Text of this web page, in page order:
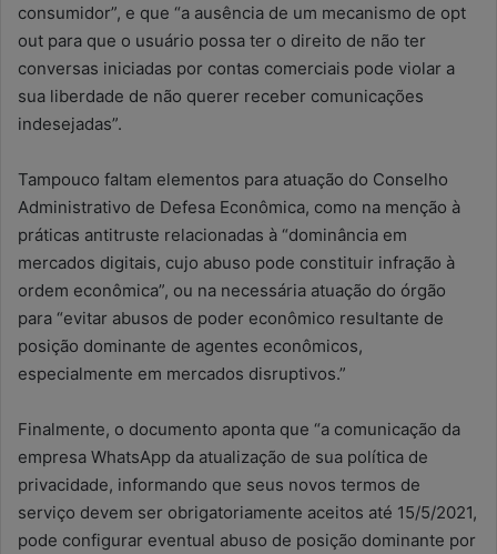
consumidor”, e que “a ausência de um mecanismo de opt
out para que o usuário possa ter o direito de não ter
conversas iniciadas por contas comerciais pode violar a
sua liberdade de não querer receber comunicações
indesejadas”.
Tampouco faltam elementos para atuação do Conselho
Administrativo de Defesa Econômica, como na menção à
práticas antitruste relacionadas à “dominância em
mercados digitais, cujo abuso pode constituir infração à
ordem econômica”, ou na necessária atuação do órgão
para “evitar abusos de poder econômico resultante de
posição dominante de agentes econômicos,
especialmente em mercados disruptivos.”
Finalmente, o documento aponta que “a comunicação da
empresa WhatsApp da atualização de sua política de
privacidade, informando que seus novos termos de
serviço devem ser obrigatoriamente aceitos até 15/5/2021,
pode configurar eventual abuso de posição dominante por